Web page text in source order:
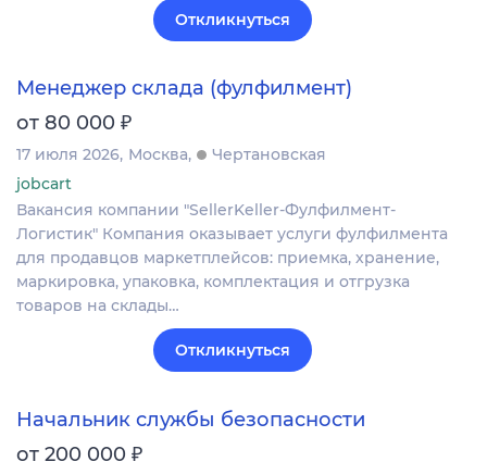
Откликнуться
Менеджер склада (фулфилмент)
от 80 000 ₽
17 июля 2026 Москва
Чертановская
jobcart
Вакансия компании "SellerKeller-Фулфилмент-
Логистик" Компания оказывает услуги фулфилмента
для продавцов маркетплейсов: приемка, хранение,
маркировка, упаковка, комплектация и отгрузка
товаров на склады…
Откликнуться
Начальник службы безопасности
от 200 000 ₽